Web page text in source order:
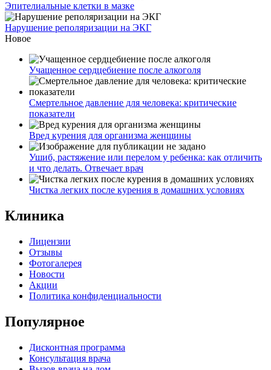
Эпителиальные клетки в мазке
Нарушение реполяризации на ЭКГ
Новое
Учащенное сердцебиение после алкоголя
Смертельное давление для человека: критические
показатели
Вред курения для организма женщины
Ушиб, растяжение или перелом у ребенка: как отличить
и что делать. Отвечает врач
Чистка легких после курения в домашних условиях
Клиника
Лицензии
Отзывы
Фотогалерея
Новости
Акции
Политика конфиденциальности
Популярное
Дисконтная программа
Консультация врача